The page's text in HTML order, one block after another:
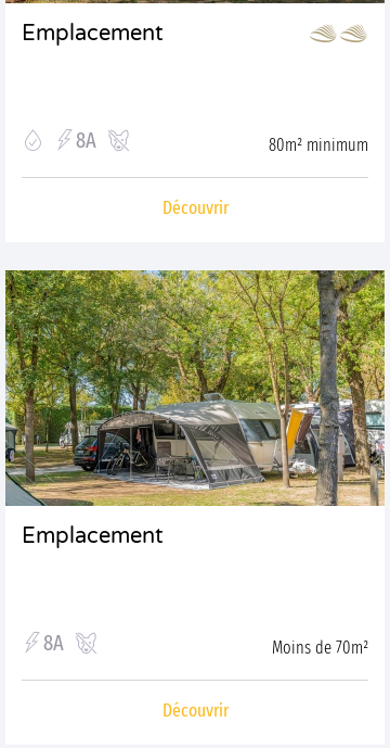
Emplacement
8A 80m² minimum
Découvrir
Emplacement
8A Moins de 70m²
Découvrir